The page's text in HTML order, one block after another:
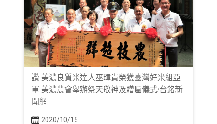
讚 美濃良質米達人巫璋貴榮獲臺灣好米組亞
軍 美濃農會舉辦祭天敬神及贈匾儀式/台銘新
聞網
2020/10/15